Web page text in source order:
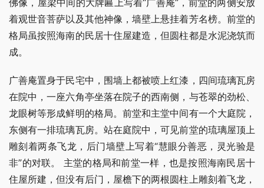
佛像，屋梁中间的大牌匾上写着“广善庵”，前堂的两侧安放
着观世音菩萨以及其他神像，墙壁上悬挂着芳名榜。前堂的
格局虽按照海南的民居十住屋建造，但圆柱都是水泥浇筑而
成。
广善庵置身于民宅中，围墙上都被喷上红漆，四间琉璃瓦房
在院中，一座六角亭坐落在院子的西南侧，与苍翠的劲松、
龙眼树等形成鲜明的格局。前堂和主堂中间有一个大庭院，
东侧有一排琉璃瓦房。站在庭院中，可见前堂的琉璃屋顶上
雕刻着两条飞龙，后门墙壁上写着“慧眼分善恶，灵光验是
非”的对联。 主堂的格局和前堂一样，也是按照海南民居十
住屋所建，但没有后门，屋檐下的两根圆柱上雕刻着飞龙，